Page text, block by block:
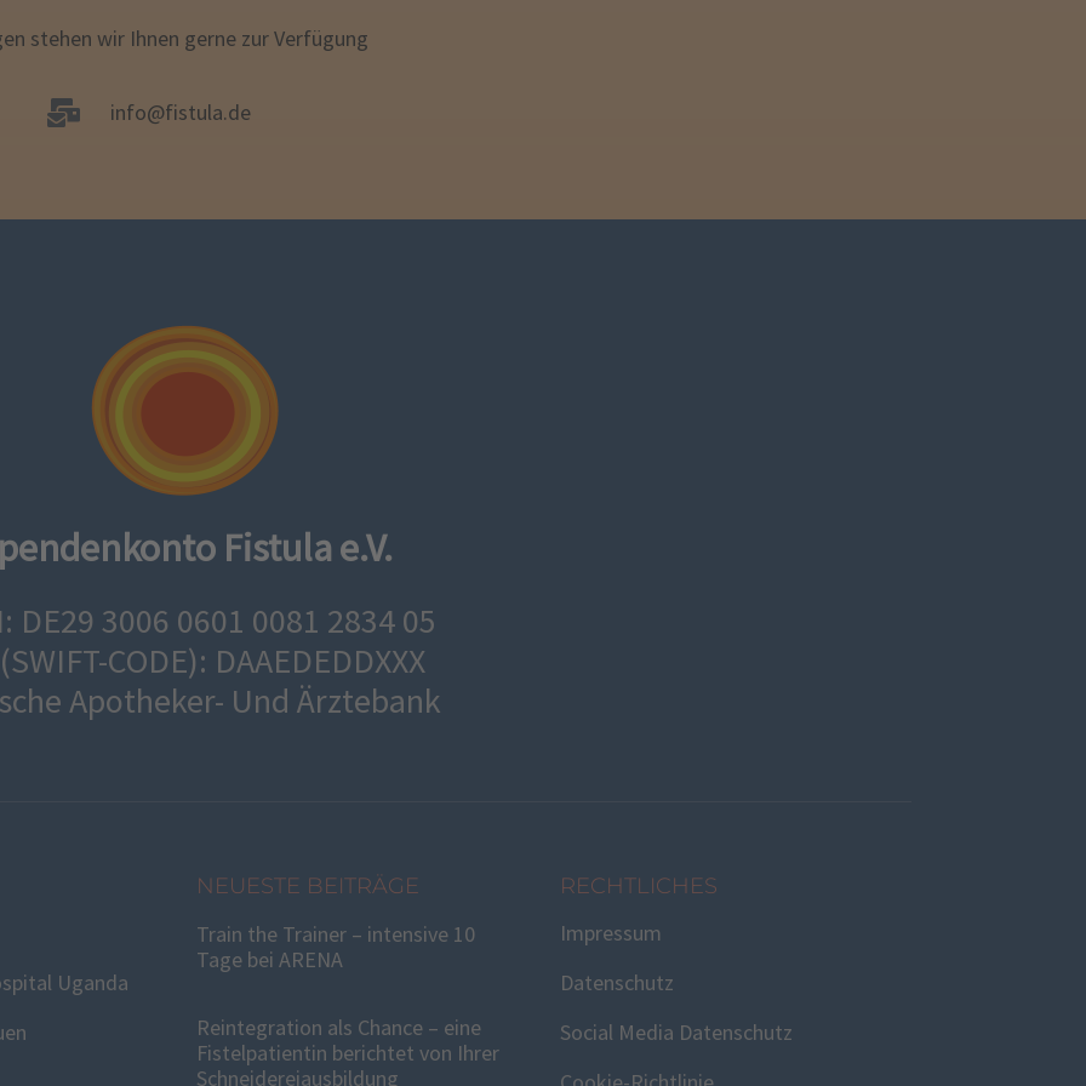
stehen wir Ihnen gerne zur Verfügung
info@fistula.de
Fistula e.V.
DE29 3006 0601 0081 2834 05
CODE): DAAEDEDDXXX
Apotheker- Und Ärztebank
Uganda
NEUESTE BEITRÄGE
Train the Trainer – intensive 10
Tage bei ARENA
Reintegration als Chance – eine
Fistelpatientin berichtet von Ihrer
Schneidereiausbildung
RECHTLICHES
Impressum
Datenschutz
Social Media Datenschutz